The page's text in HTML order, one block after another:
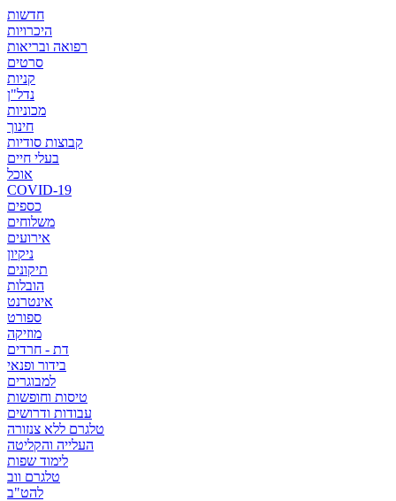
חדשות
היכרויות
רפואה ובריאות
סרטים
קניות
נדל"ן
מכוניות
חינוך
קבוצות סודיות
בעלי חיים
אוכל
COVID-19
כספים
משלוחים
אירועים
ניקיון
תיקונים
הובלות
אינטרנט
ספורט
מוזיקה
דת - חרדים
בידור ופנאי
למבוגרים
טיסות וחופשות
עבודות ודרושים
טלגרם ללא צנזורה
העלייה והקליטה
לימוד שפות
טלגרם ווב
להט"ב